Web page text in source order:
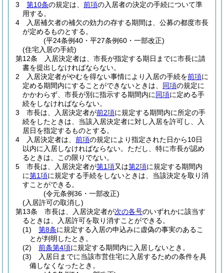
3
第10条の規定は、 前項の入居者の決定の手続について準
用する。
4
入居補欠者の補欠の効力の存する期間は、公募の都度市長
が定めるものとする。
(平24条例40・平27条例60・一部改正)
(住宅入居の手続)
第12条
入居決定者は、市長が指定する期日までに市長に請
書を提出しなければならない。
2
入居決定者がやむを得ない事情により入居の手続を前項に
定める期間内にすることができないときは、 同項の規定に
かかわらず、市長が別に指示する期間内に同項に定める手
続をしなければならない。
3
市長は、入居決定者が前2項に規定する期間内に所定の手
続をしたときは、当該入居決定者に対し入居を許可し、入
居日を指定するものとする。
4
入居決定者は、 前項の規定により指定された日から10日
以内に入居しなければならない。 ただし、特に市長が認め
るときは、この限りでない。
5
市長は、入居決定者が第1項又は第2項に規定する期間内
に第1項に規定する手続をしないときは、当該決定を取り消
すことができる。
(令元条例36・一部改正)
(入居許可の取消し)
第13条
市長は、入居決定者が次の各号のいずれかに該当す
るときは、入居許可を取り消すことができる。
(1)
第8条に規定する入居の申込みに虚偽の事実のあるこ
とが判明したとき。
(2)
前条第4項に規定する期間内に入居しないとき。
(3)
入居日までに当該市営住宅に入居するための条件を具
備しなくなったとき。